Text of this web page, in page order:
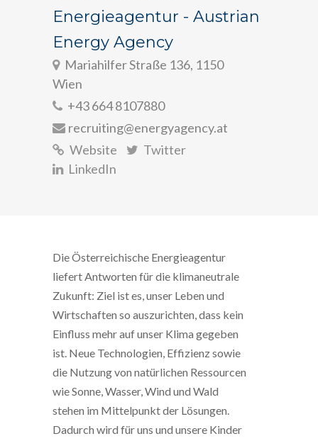
Energieagentur - Austrian
Energy Agency
Mariahilfer Straße 136, 1150
Wien
+43 664 8107880
recruiting@energyagency.at
Website
Twitter
LinkedIn
Die Österreichische Energieagentur
liefert Antworten für die klimaneutrale
Zukunft: Ziel ist es, unser Leben und
Wirtschaften so auszurichten, dass kein
Einfluss mehr auf unser Klima gegeben
ist. Neue Technologien, Effizienz sowie
die Nutzung von natürlichen Ressourcen
wie Sonne, Wasser, Wind und Wald
stehen im Mittelpunkt der Lösungen.
Dadurch wird für uns und unsere Kinder